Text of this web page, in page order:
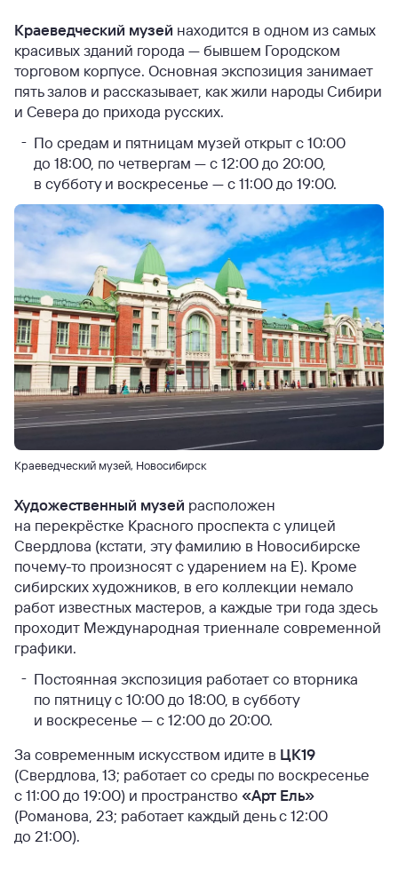
Краеведческий музей находится в одном из самых
красивых зданий города — бывшем Городском
торговом корпусе. Основная экспозиция занимает
пять залов и рассказывает, как жили народы Сибири
и Севера до прихода русских.
По средам и пятницам музей открыт с 10:00
до 18:00, по четвергам — с 12:00 до 20:00,
в субботу и воскресенье — с 11:00 до 19:00.
Краеведческий музей, Новосибирск
Художественный музей расположен
на перекрёстке Красного проспекта с улицей
Свердлова (кстати, эту фамилию в Новосибирске
почему-то произносят с ударением на Е). Кроме
сибирских художников, в его коллекции немало
работ известных мастеров, а каждые три года здесь
проходит Международная триеннале современной
графики.
Постоянная экспозиция работает со вторника
по пятницу с 10:00 до 18:00, в субботу
и воскресенье — с 12:00 до 20:00.
За современным искусством идите в ЦК19
(Свердлова, 13; работает со среды по воскресенье
с 11:00 до 19:00) и пространство «Арт Ель»
(Романова, 23; работает каждый день с 12:00
до 21:00).